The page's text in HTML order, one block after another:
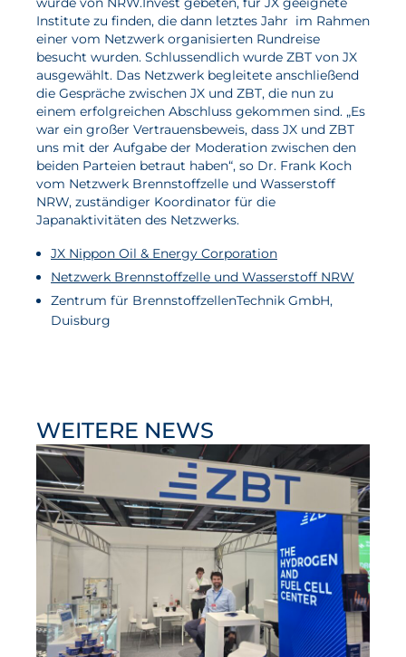
Institute zu finden, die dann letztes Jahr im Rahmen
einer vom Netzwerk organisierten Rundreise
besucht wurden. Schlussendlich wurde ZBT von JX
ausgewählt. Das Netzwerk begleitete anschließend
die Gespräche zwischen JX und ZBT, die nun zu
einem erfolgreichen Abschluss gekommen sind. „Es
war ein großer Vertrauensbeweis, dass JX und ZBT
uns mit der Aufgabe der Moderation zwischen den
beiden Parteien betraut haben“, so Dr. Frank Koch
vom Netzwerk Brennstoffzelle und Wasserstoff
NRW, zuständiger Koordinator für die
Japanaktivitäten des Netzwerks.
JX Nippon Oil & Energy Corporation
Netzwerk Brennstoffzelle und Wasserstoff NRW
Zentrum für BrennstoffzellenTechnik GmbH,
Duisburg
WEITERE NEWS